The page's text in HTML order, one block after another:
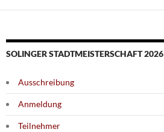
SOLINGER STADTMEISTERSCHAFT 2026
Ausschreibung
Anmeldung
Teilnehmer